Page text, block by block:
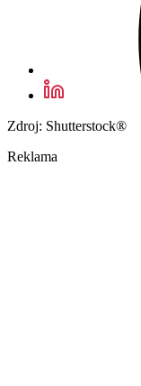
Zdroj: Shutterstock®
Reklama